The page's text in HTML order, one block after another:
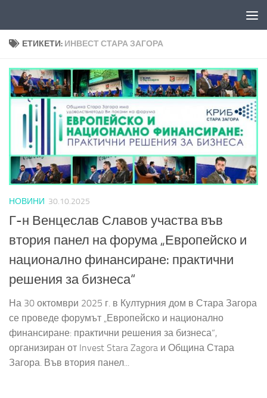
ЕТИКЕТИ: ИНВЕСТ СТАРА ЗАГОРА
НОВИНИ 30.10.2025
Г-н Венцеслав Славов участва във
втория панел на форума „Европейско и
национално финансиране: практични
решения за бизнеса“
На 30 октомври 2025 г. в Културния дом в Стара Загора
се проведе форумът „Европейско и национално
финансиране: практични решения за бизнеса“,
организиран от Invest Stara Zagora и Община Стара
Загора. Във втория панел...